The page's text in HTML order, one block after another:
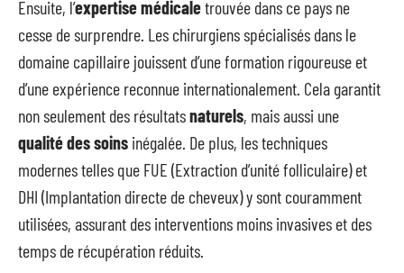
Ensuite, l’expertise médicaletrouvée dans ce pays ne
cesse de surprendre. Les chirurgiens spécialisés dans le
domaine capillaire jouissent d’une formation rigoureuse et
d’une expérience reconnue internationalement. Cela garantit
non seulement des résultatsnaturels, mais aussi une
qualité des soins inégalée. De plus, les techniques
modernes telles que FUE (Extraction d’unité folliculaire) et
DHI (Implantation directe de cheveux) y sont couramment
utilisées, assurant des interventions moins invasives et des
temps de récupération réduits.